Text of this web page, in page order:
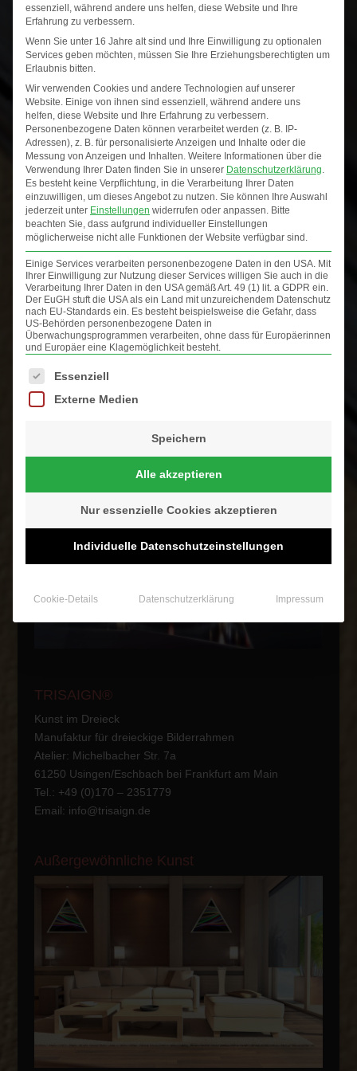
Kategorien
Allgemein
Hinter den Kulissen
Im Alltag
Inspiration
Produktdesign
Projekte
Triangle Frames
Kunst im Dreieck
Außergewöhnliche Bilderrahmen
TRISAIGN®
Kunst im Dreieck
Manufaktur für dreieckige Bilderrahmen
Atelier: Michelbacher Str. 7a
61250 Usingen/Eschbach bei Frankfurt am Main
Tel.: +49 ‭(0)170 – 2351779
Email: info@trisaign.de
Außergewöhnliche Kunst
essenziell, während andere uns helfen, diese Website und Ihre
Erfahrung zu verbessern.
Wenn Sie unter 16 Jahre alt sind und Ihre Einwilligung zu optionalen
Services geben möchten, müssen Sie Ihre Erziehungsberechtigten um
Erlaubnis bitten.
Wir verwenden Cookies und andere Technologien auf unserer
Website. Einige von ihnen sind essenziell, während andere uns
helfen, diese Website und Ihre Erfahrung zu verbessern.
Personenbezogene Daten können verarbeitet werden (z. B. IP-
Adressen), z. B. für personalisierte Anzeigen und Inhalte oder die
Messung von Anzeigen und Inhalten. Weitere Informationen über die
Verwendung Ihrer Daten finden Sie in unserer Datenschutzerklärung
Es besteht keine Verpflichtung, in die Verarbeitung Ihrer Daten
einzuwilligen, um dieses Angebot zu nutzen. Sie können Ihre Auswahl
jederzeit unter Einstellungen widerrufen oder anpassen. Bitte
beachten Sie, dass aufgrund individueller Einstellungen
möglicherweise nicht alle Funktionen der Website verfügbar sind.
Einige Services verarbeiten personenbezogene Daten in den USA. Mit
Ihrer Einwilligung zur Nutzung dieser Services willigen Sie auch in die
Verarbeitung Ihrer Daten in den USA gemäß Art. 49 (1) lit. a GDPR ein.
Der EuGH stuft die USA als ein Land mit unzureichendem Datenschutz
nach EU-Standards ein. Es besteht beispielsweise die Gefahr, dass
US-Behörden personenbezogene Daten in
Überwachungsprogrammen verarbeiten, ohne dass für Europäerinnen
und Europäer eine Klagemöglichkeit besteht.
Es folgt eine Liste der Service-Gruppen, für die eine
Essenziell
Externe Medien
Speichern
Alle akzeptieren
Nur essenzielle Cookies akzeptieren
Individuelle Datenschutzeinstellungen
Cookie-Details Datenschutzerklärung Impressum